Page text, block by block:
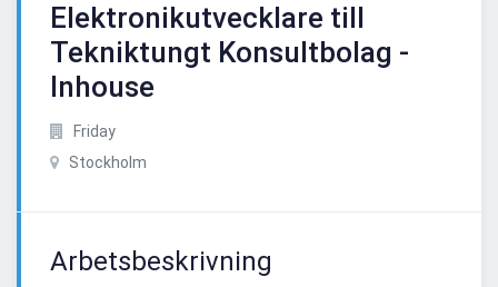
Elektronikutvecklare till
Tekniktungt Konsultbolag -
Inhouse
Friday
Stockholm
Arbetsbeskrivning